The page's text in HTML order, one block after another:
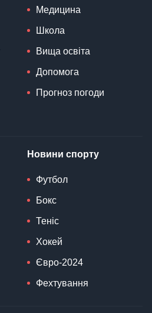
Медицина
Школа
Вища освіта
Допомога
Прогноз погоди
Новини спорту
Футбол
Бокс
Теніс
Хокей
Євро-2024
Фехтування